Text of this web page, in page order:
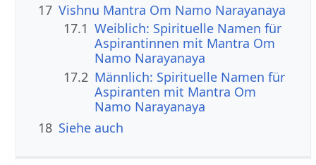
17 Vishnu Mantra Om Namo Narayanaya
17.1 Weiblich: Spirituelle Namen für
Aspirantinnen mit Mantra Om
Namo Narayanaya
17.2 Männlich: Spirituelle Namen für
Aspiranten mit Mantra Om
Namo Narayanaya
18 Siehe auch